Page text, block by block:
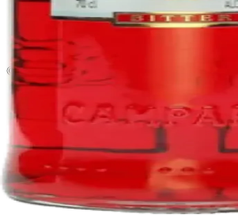
Licorera en Brickell
Delivery Coral Gables
Cervezas a domicilio Miami
© 2026 El Gato Tuerto · Licorera
Bebé